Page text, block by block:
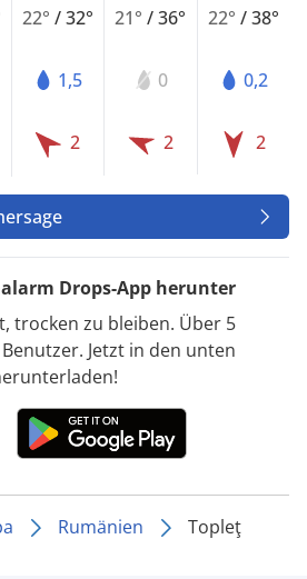
22° /32°
1,5
2
21°/36°
0
2
22° /38°
0,2
2
Drops-App herunter
trocken zu bleiben. Über 5
Jetzt in den unten
Rumänien Topleţ